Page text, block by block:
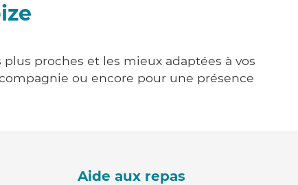
proches et les mieux adaptées à vos
ou encore pour une présence
Aide aux repas